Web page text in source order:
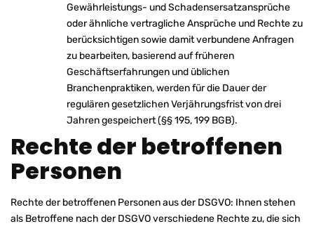
Gewährleistungs- und Schadensersatzansprüche
oder ähnliche vertragliche Ansprüche und Rechte zu
berücksichtigen sowie damit verbundene Anfragen
zu bearbeiten, basierend auf früheren
Geschäftserfahrungen und üblichen
Branchenpraktiken, werden für die Dauer der
regulären gesetzlichen Verjährungsfrist von drei
Jahren gespeichert (§§ 195, 199 BGB).
Rechte der betroffenen
Personen
Rechte der betroffenen Personen aus der DSGVO: Ihnen stehen
als Betroffene nach der DSGVO verschiedene Rechte zu, die sich